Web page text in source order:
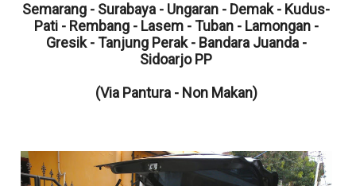
Semarang - Surabaya - Ungaran - Demak - Kudus-
Pati - Rembang - Lasem - Tuban - Lamongan -
Gresik - Tanjung Perak - Bandara Juanda -
Sidoarjo PP
(Via Pantura - Non Makan)